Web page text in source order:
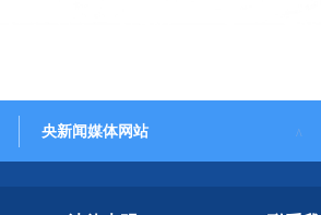
央新闻媒体网站